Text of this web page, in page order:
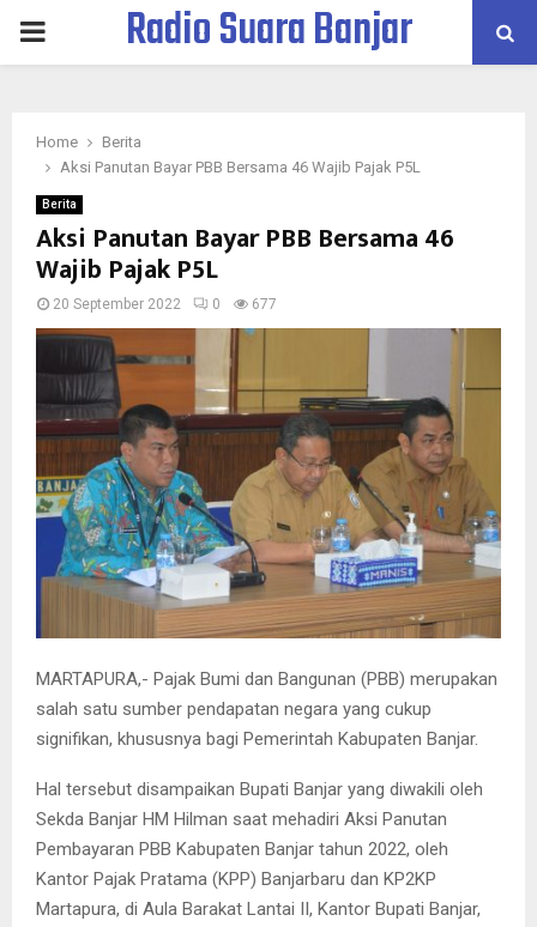
PRIMARYRadio Suara Banjar
Home
Berita
Aksi Panutan Bayar PBB Bersama 46 Wajib Pajak P5L
Berita
Aksi Panutan Bayar PBB Bersama 46
Wajib Pajak P5L
20 September 2022 0 677
MARTAPURA,- Pajak Bumi dan Bangunan (PBB) merupakan
salah satu sumber pendapatan negara yang cukup
signifikan, khususnya bagi Pemerintah Kabupaten Banjar.
Hal tersebut disampaikan Bupati Banjar yang diwakili oleh
Sekda Banjar HM Hilman saat mehadiri Aksi Panutan
Pembayaran PBB Kabupaten Banjar tahun 2022, oleh
Kantor Pajak Pratama (KPP) Banjarbaru dan KP2KP
Martapura, di Aula Barakat Lantai II, Kantor Bupati Banjar,